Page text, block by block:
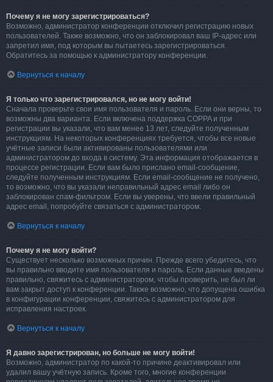
Почему я не могу зарегистрироваться?
Возможно, администратор конференции отключил регистрацию новых
пользователей. Также возможно, что он заблокировал ваш IP-адрес или
запретил имя, под которым вы пытаетесь зарегистрироваться.
Обратитесь за помощью к администратору конференции.
Вернуться к началу
Я только что зарегистрировался, но не могу войти!
Сначала проверьте свои имя пользователя и пароль. Если они верны, то
возможны два варианта. Если включена поддержка COPPA и при
регистрации вы указали, что вам менее 13 лет, следуйте полученным
инструкциям. На некоторых конференциях требуется, чтобы все новые
учётные записи были активированы пользователями или
администратором до входа в систему. Эта информация отображается в
процессе регистрации. Если вам было прислано email-сообщение,
следуйте полученным инструкциям. Если email-сообщение не получено,
то возможно, что вы указали неправильный адрес email либо он
заблокирован спам-фильтром. Если вы уверены, что ввели правильный
адрес email, попробуйте связаться с администратором.
Вернуться к началу
Почему я не могу войти?
Существует несколько возможных причин. Прежде всего убедитесь, что
вы правильно вводите имя пользователя и пароль. Если данные введены
правильно, свяжитесь с администратором, чтобы проверить, не был ли
вам закрыт доступ к конференции. Также возможно, что допущена ошибка
в конфигурации конференции, свяжитесь с администратором для
исправления настроек.
Вернуться к началу
Я давно зарегистрирован, но больше не могу войти!
Возможно, администратор по какой-то причине деактивировал или
удалил вашу учётную запись. Кроме того, многие конференции